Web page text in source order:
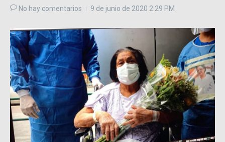
No hay comentarios 9 de junio de 2020 2:29 PM